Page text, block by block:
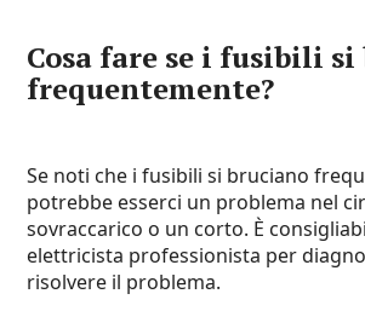
Cosa fare se i fusibili
frequentemente?
Se noti che i fusibili si bruciano
potrebbe esserci un problema nel
sovraccarico o un corto. È
elettricista professionista per
risolvere il problema.